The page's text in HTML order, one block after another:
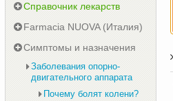
Справочник лекарств
Farmacia NUOVA (Италия)
Симптомы и назначения
Заболевания опорно-
двигательного аппарата
Почему болят колени?